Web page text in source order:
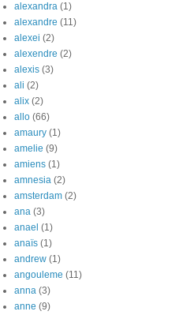
alexandra (1)
alexandre (11)
alexei (2)
alexendre (2)
alexis (3)
ali (2)
alix (2)
allo (66)
amaury (1)
amelie (9)
amiens (1)
amnesia (2)
amsterdam (2)
ana (3)
anael (1)
anaïs (1)
andrew (1)
angouleme (11)
anna (3)
anne (9)